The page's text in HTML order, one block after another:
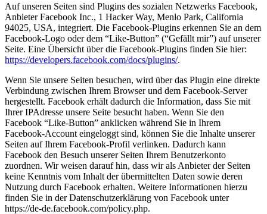
Auf unseren Seiten sind Plugins des sozialen Netzwerks Facebook,
Anbieter Facebook Inc., 1 Hacker Way, Menlo Park, California
94025, USA, integriert. Die Facebook-Plugins erkennen Sie an dem
Facebook-Logo oder dem “Like-Button” (“Gefällt mir”) auf unserer
Seite. Eine Übersicht über die Facebook-Plugins finden Sie hier:
https://developers.facebook.com/docs/plugins/.
Wenn Sie unsere Seiten besuchen, wird über das Plugin eine direkte
Verbindung zwischen Ihrem Browser und dem Facebook-Server
hergestellt. Facebook erhält dadurch die Information, dass Sie mit
Ihrer IPAdresse unsere Seite besucht haben. Wenn Sie den
Facebook “Like-Button” anklicken während Sie in Ihrem
Facebook-Account eingeloggt sind, können Sie die Inhalte unserer
Seiten auf Ihrem Facebook-Profil verlinken. Dadurch kann
Facebook den Besuch unserer Seiten Ihrem Benutzerkonto
zuordnen. Wir weisen darauf hin, dass wir als Anbieter der Seiten
keine Kenntnis vom Inhalt der übermittelten Daten sowie deren
Nutzung durch Facebook erhalten. Weitere Informationen hierzu
finden Sie in der Datenschutzerklärung von Facebook unter
https://de-de.facebook.com/policy.php.